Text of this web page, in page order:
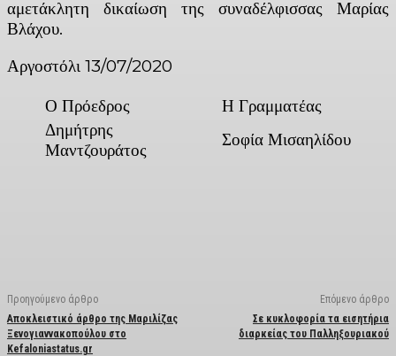
αμετάκλητη δικαίωση της συναδέλφισσας Μαρίας
Βλάχου.
Αργοστόλι 13/07/2020
Ο Πρόεδρος
Η Γραμματέας
Δημήτρης
Μαντζουράτος
Σοφία Μισαηλίδου
Προηγούμενο άρθρο
Αποκλειστικό άρθρο της Μαριλίζας
Ξενογιαννακοπούλου στο
Kefaloniastatus.gr
Επόμενο άρθρο
Σε κυκλοφορία τα εισητήρια
διαρκείας του Παλληξουριακού